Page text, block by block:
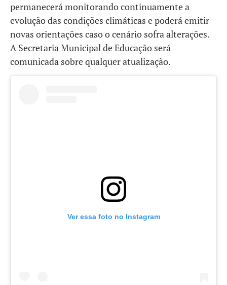
permanecerá monitorando continuamente a
evolução das condições climáticas e poderá emitir
novas orientações caso o cenário sofra alterações.
A Secretaria Municipal de Educação será
comunicada sobre qualquer atualização.
Ver essa foto no Instagram